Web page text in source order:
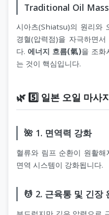
Traditional Oil
시아츠(Shiatsu)의 원리와
경혈(압력점)을 자극하면
다. 에너지 흐름(氣)을 조화
는 것이 핵심입니다.
🌿 5️⃣ 일본 오일 마사
🌺 1. 면역력 강화
혈류와 림프 순환이 원활
면역 시스템이 강화됩니다.
💆 2. 근육통 및 긴장